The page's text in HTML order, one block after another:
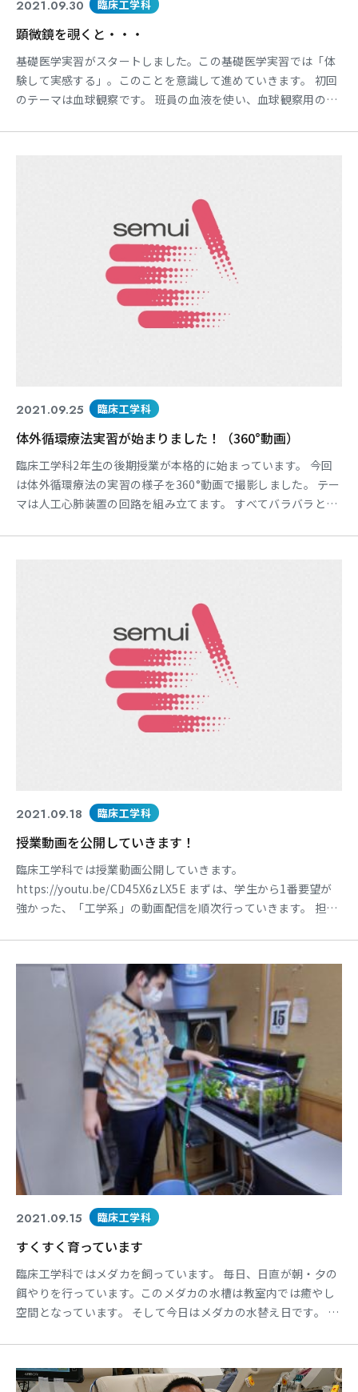
2021.09.30 臨床工学科
顕微鏡を覗くと・・・
基礎医学実習がスタートしました。この基礎医学実習では「体
験して実感する」。このことを意識して進めていきます。 初回
のテーマは血球観察です。 班員の血液を使い、血球観察用のプ
度の溶液（等張液、低張液、高張液）に血液を垂らして作成し
2021.09.25 臨床工学科
体外循環療法実習が始まりました！（360°動画）
臨床工学科2年生の後期授業が本格的に始まっています。 今回
は体外循環療法の実習の様子を360°動画で撮影しました。 テー
マは人工心肺装置の回路を組み立てます。 すべてバラバラとな
https://www.youtube.com/watch?v=mKLAh1LMsdk ※画面
2021.09.18 臨床工学科
授業動画を公開していきます！
臨床工学科では授業動画公開していきます。
https://youtu.be/CD45X6zLX5E まずは、学生から1番要望が
強かった、「工学系」の動画配信を順次行っていきます。 担当
系をサポートしてくれている先生です。 非常に授業が理解しや
すく 卒業生なら皆がお世話になっている先生です。 臨床工学技
士を目指す学生さん以外でも工学系を学んで
2021.09.15 臨床工学科
すくすく育っています
臨床工学科ではメダカを飼っています。 毎日、日直が朝・夕の
餌やりを行っています。このメダカの水槽は教室内では癒やし
空間となっています。 そして今日はメダカの水替え日です。 水
げもあり最近では☆になるメダカは一匹もいません。みんなす
くすくと育っています。